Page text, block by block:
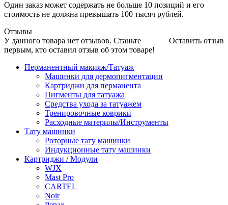
Один заказ может содержать не больше 10 позиций и его
стоимость не должна превышать 100 тысяч рублей.
Отзывы
Оставить отзыв
У данного товара нет отзывов. Станьте
первым, кто оставил отзыв об этом товаре!
Перманентный макияж/Татуаж
Машинки для дермопигментации
Картриджи для перманента
Пигменты для татуажа
Средства ухода за татуажем
Тренировочные коврики
Расходные материлы/Инструменты
Тату машинки
Роторные тату машинки
Индукционные тату машинки
Картриджи / Модули
WJX
Mast Pro
CARTEL
Noir